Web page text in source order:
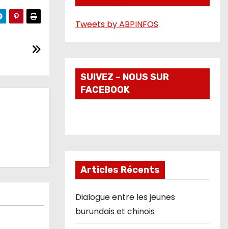
o
Tweets by ABPINFOS
SUIVEZ – NOUS SUR
FACEBOOK
Articles Récents
Dialogue entre les jeunes
burundais et chinois